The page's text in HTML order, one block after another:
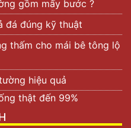
gồm mấy bước ?
đá đúng kỹ thuật
thấm cho mái bê tông lộ
hiệu quả
thật đến 99%